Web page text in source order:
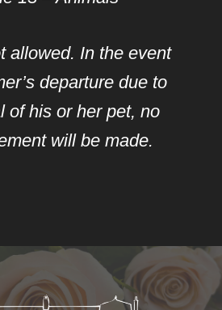
allowed. In the event
departure due to
of his or her pet, no
will be made.